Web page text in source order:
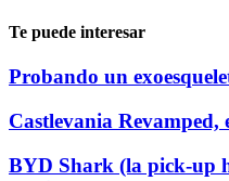
Te puede interesar
Probando un
Castlevania Revamped,
BYD Shark (la pick-up